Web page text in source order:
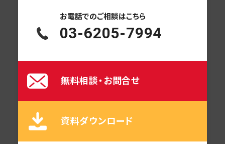
お電話でのご相談はこちら
03-6205-7994
無料相談・お問合せ
資料ダウンロード